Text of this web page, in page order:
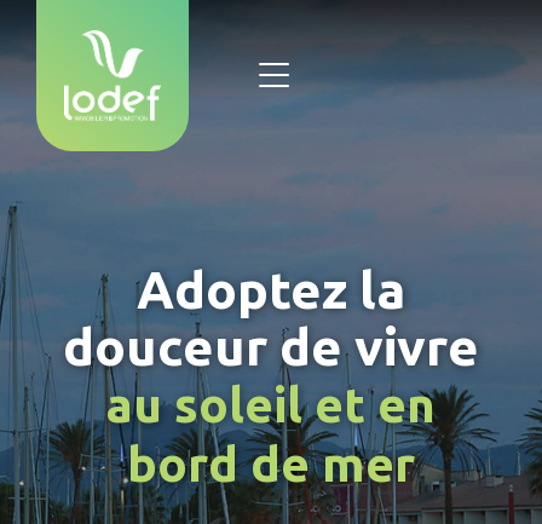
Adoptez la
douceur de vivre
au soleil et en
bord de mer